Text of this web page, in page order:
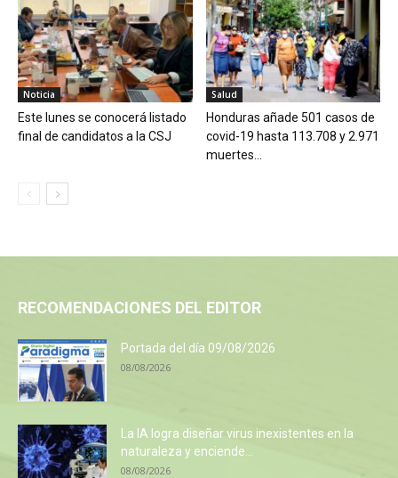
Noticia
Este lunes se conocerá listado
final de candidatos a la CSJ
Salud
Honduras añade 501 casos de
covid-19 hasta 113.708 y 2.971
muertes...
RECOMENDACIONES DEL EDITOR
Portada del día 09/08/2026
08/08/2026
La IA logra diseñar virus inexistentes en la
naturaleza y enciende...
08/08/2026